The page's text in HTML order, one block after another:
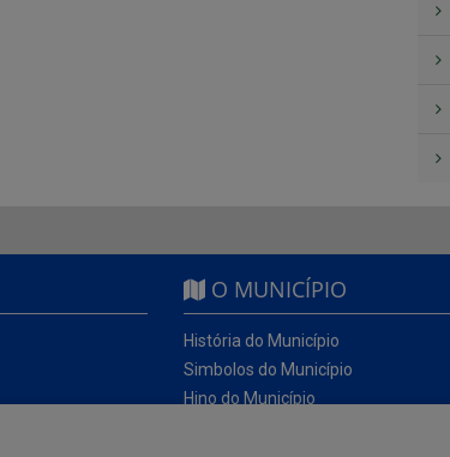
O MUNICÍPIO
História do Município
Simbolos do Município
Hino do Município